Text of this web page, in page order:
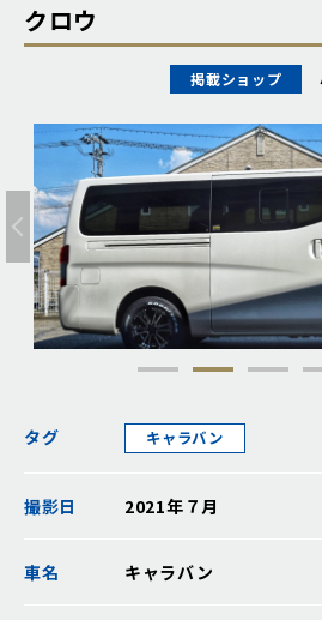
クロウ
掲載ショップ
タグ キャラバン
撮影日 2021年７月
車名 キャラバン